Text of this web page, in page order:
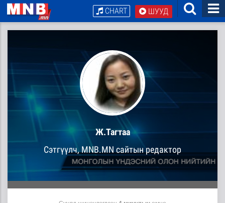
ШУУД
CHART
Ж.Тагтаа
Сэтгүүлч, MNB.MN сайтын редактор